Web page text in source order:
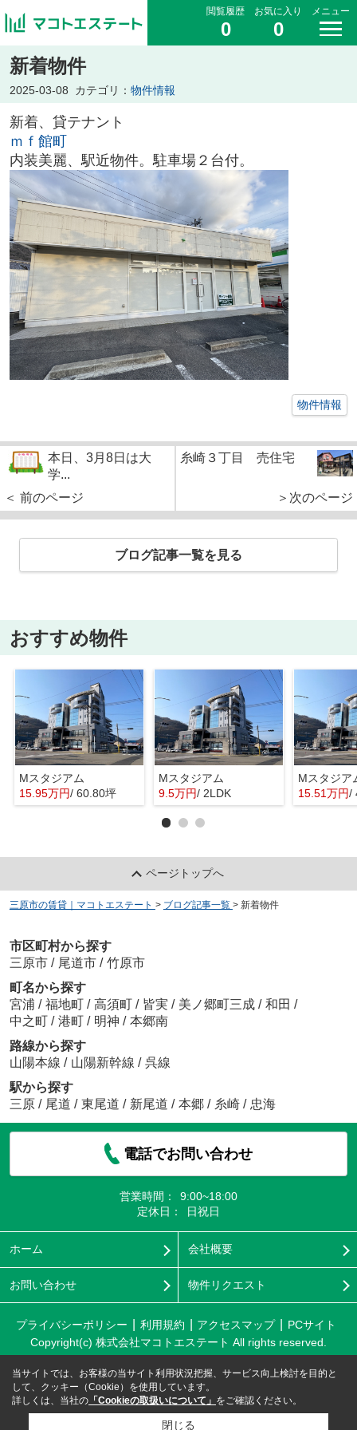
閲覧履歴
0
お気に入り
0
メニュー
新着物件
2025-03-08 カテゴリ： 物件情報
新着、貸テナント
ｍｆ館町
内装美麗、駅近物件。駐車場２台付。
物件情報
本日、3月8日は大
学...
＜ 前のページ
糸崎３丁目 売住宅
＞次のページ
ブログ記事一覧を見る
おすすめ物件
Mスタジアム
15.95万円/ 60.80坪
Mスタジアム
9.5万円/ 2LDK
Mスタジア
15.51万円/
ページトップへ
三原市の賃貸｜マコトエステート > ブログ記事一覧 > 新着物件
市区町村から探す
三原市 / 尾道市 / 竹原市
町名から探す
宮浦 / 福地町 / 高須町 / 皆実 / 美ノ郷町三成 / 和田 /
中之町 / 港町 / 明神 / 本郷南
路線から探す
山陽本線 / 山陽新幹線 / 呉線
駅から探す
三原 / 尾道 / 東尾道 / 新尾道 / 本郷 / 糸崎 / 忠海
電話でお問い合わせ
営業時間：
9:00~18:00
定休日：
日祝日
ホーム 会社概要
お問い合わせ 物件リクエスト
プライバシーポリシー 利用規約 アクセスマップ
PCサイト
Copyright(c) 株式会社マコトエステート All rights reserved.
当サイトでは、お客様の当サイト利用状況把握、サービス向上検討を目的と
して、クッキー（Cookie）を使用しています。
詳しくは、当社の 「Cookieの取扱いについて」 をご確認ください。
閉じる